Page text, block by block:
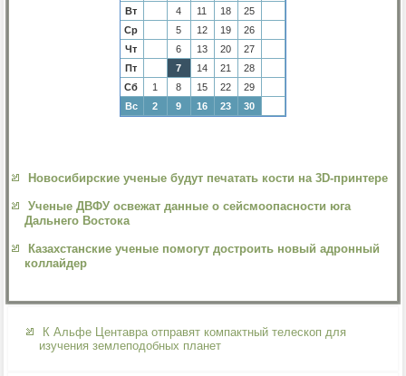
Вт
4 11 18
25
Ср
5 12 19
26
Чт
6 13 20
27
Пт
7 14 21
28
Сб
1 8 15 22
29
Вс
2 9 16 23 30
Новосибирские ученые будут печатать кости на 3D-принтере
Ученые ДВФУ освежат данные о сейсмоопасности юга
Дальнего Востока
Казахстанские ученые помогут достроить новый адронный
коллайдер
К Альфе Центавра отправят компактный телескоп для
изучения землеподобных планет